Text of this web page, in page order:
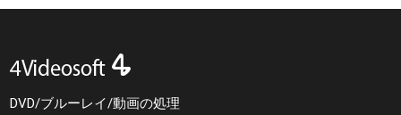
DVD/ブルーレイ/動画の処理